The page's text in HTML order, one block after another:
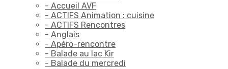
- Accueil AVF
- ACTIFS Animation : cuisine
- ACTIFS Rencontres
- Anglais
- Apéro-rencontre
- Balade au lac Kir
- Balade du mercredi